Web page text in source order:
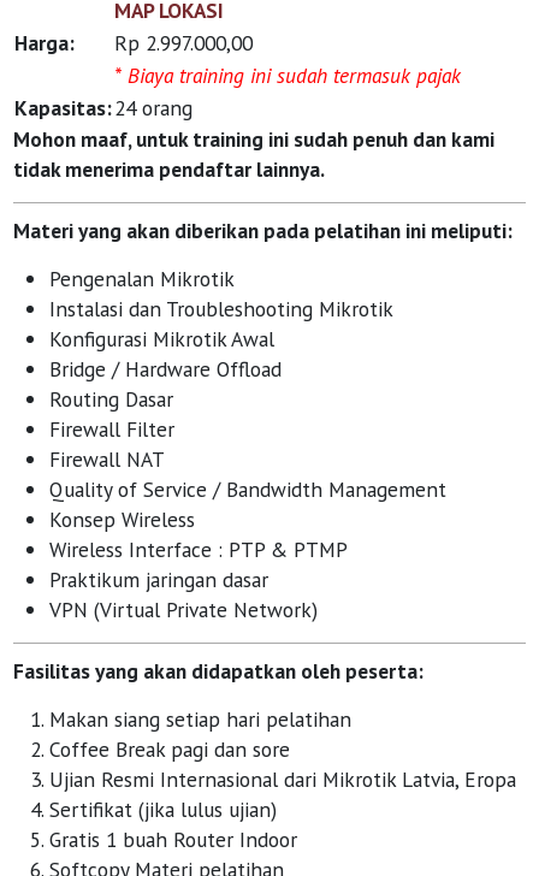
MAP LOKASI
Harga:
Rp 2.997.000,00
* Biaya training ini sudah termasuk pajak
Kapasitas:24 orang
Mohon maaf, untuk training ini sudah penuh dan kami
tidak menerima pendaftar lainnya.
Materi yang akan diberikan pada pelatihan ini meliputi:
Pengenalan Mikrotik
Instalasi dan Troubleshooting Mikrotik
Konfigurasi Mikrotik Awal
Bridge / Hardware Offload
Routing Dasar
Firewall Filter
Firewall NAT
Quality of Service / Bandwidth Management
Konsep Wireless
Wireless Interface : PTP & PTMP
Praktikum jaringan dasar
VPN (Virtual Private Network)
Fasilitas yang akan didapatkan oleh peserta:
Makan siang setiap hari pelatihan
Coffee Break pagi dan sore
Ujian Resmi Internasional dari Mikrotik Latvia, Eropa
Sertifikat (jika lulus ujian)
Gratis 1 buah Router Indoor
Softcopy Materi pelatihan